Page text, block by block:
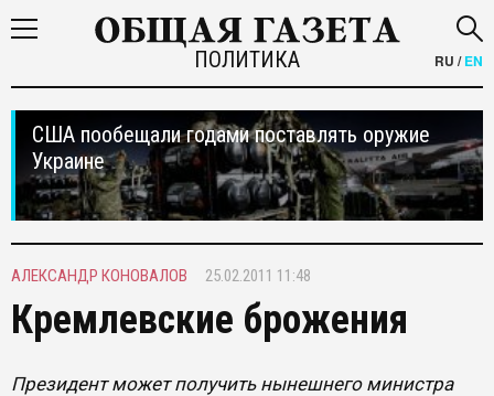
ПОЛИТИКА RU /EN
США пообещали годами поставлять оружие
Украине
АЛЕКСАНДР КОНОВАЛОВ 25.02.2011 11:48
Кремлевские брожения
Президент может получить нынешнего министра